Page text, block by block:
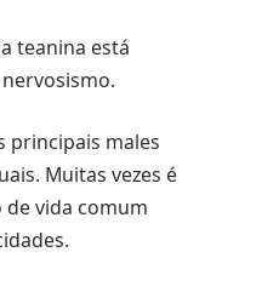
teanina está
principais males
Muitas vezes é
vida comum